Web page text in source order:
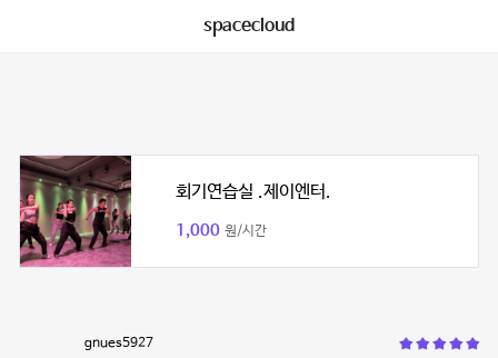
spacecloud
회기연습실 .제이엔터.
1,000 원/시간
gnues5927